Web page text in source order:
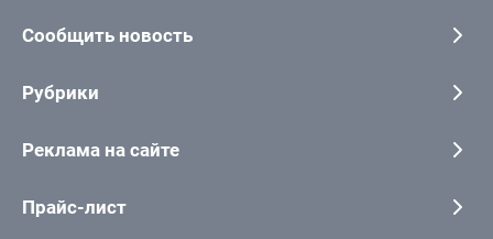
Сообщить новость
Рубрики
Реклама на сайте
Прайс-лист